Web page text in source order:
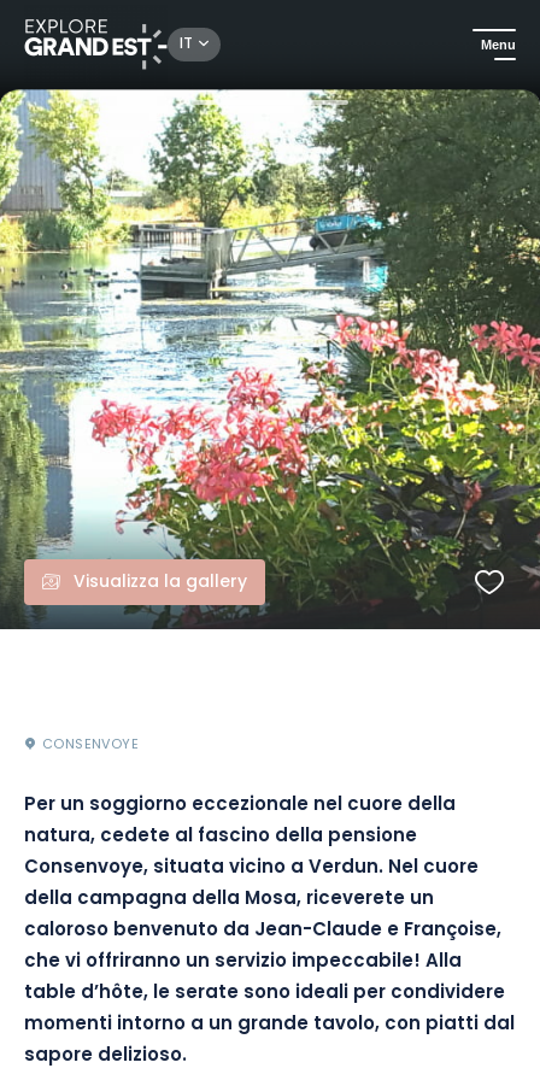
IT Menu
Bed and breakfast
Visualizza la gallery
CONSENVOYE
Per un soggiorno eccezionale nel cuore della
natura, cedete al fascino della pensione
Consenvoye, situata vicino a Verdun. Nel cuore
della campagna della Mosa, riceverete un
caloroso benvenuto da Jean-Claude e Françoise,
che vi offriranno un servizio impeccabile! Alla
table d’hôte, le serate sono ideali per condividere
momenti intorno a un grande tavolo, con piatti dal
sapore delizioso.